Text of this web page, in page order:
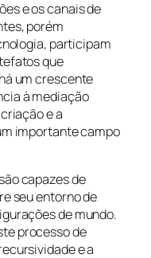
e os canais de
porém
participam
que
um crescente
à mediação
e a
importante campo
capazes de
seu entorno de
de mundo.
processo de
e a